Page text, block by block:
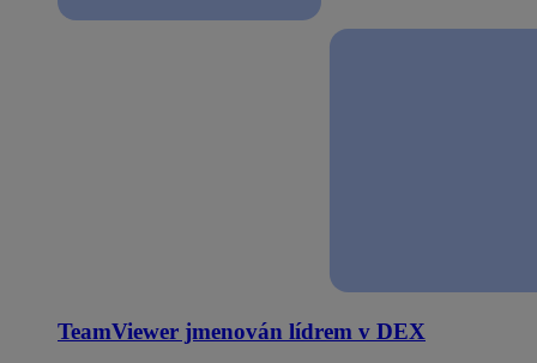
TeamViewer jmenován lídrem v DEX